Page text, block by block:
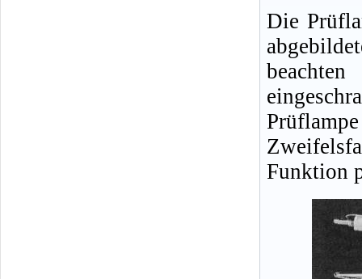
Die
Funktion